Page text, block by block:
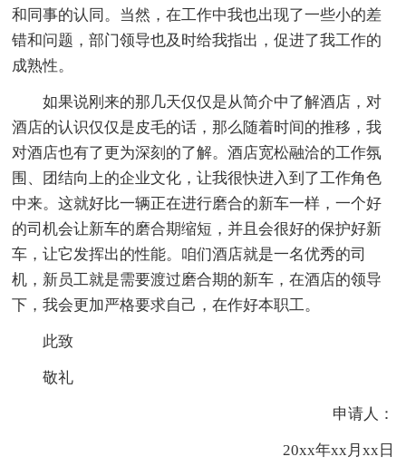
和同事的认同。当然，在工作中我也出现了一些小的差
错和问题，部门领导也及时给我指出，促进了我工作的
成熟性。
如果说刚来的那几天仅仅是从简介中了解酒店，对
酒店的认识仅仅是皮毛的话，那么随着时间的推移，我
对酒店也有了更为深刻的了解。酒店宽松融洽的工作氛
围、团结向上的企业文化，让我很快进入到了工作角色
中来。这就好比一辆正在进行磨合的新车一样，一个好
的司机会让新车的磨合期缩短，并且会很好的保护好新
车，让它发挥出的性能。咱们酒店就是一名优秀的司
机，新员工就是需要渡过磨合期的新车，在酒店的领导
下，我会更加严格要求自己，在作好本职工。
此致
敬礼
申请人：
20xx年xx月xx日